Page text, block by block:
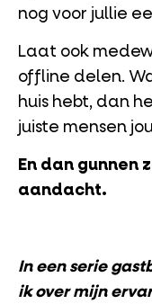
nog voor jullie
Laat ook
offline delen.
huis hebt, dan
juiste mensen
En dan gunnen
aandacht.
In een serie
ik over mijn